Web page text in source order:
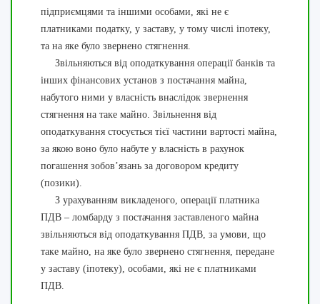
підприємцями та іншими особами, які не є
платниками податку, у заставу, у тому числі іпотеку,
та на яке було звернено стягнення.
Звільняються від оподаткування операції банків та
інших фінансових установ з постачання майна,
набутого ними у власність внаслідок звернення
стягнення на таке майно. Звільнення від
оподаткування стосується тієї частини вартості майна,
за якою воно було набуте у власність в рахунок
погашення зобов’язань за договором кредиту
(позики).
З урахуванням викладеного, операції платника
ПДВ – ломбарду з постачання заставленого майна
звільняються від оподаткування ПДВ, за умови, що
таке майно, на яке було звернено стягнення, передане
у заставу (іпотеку), особами, які не є платниками
ПДВ.